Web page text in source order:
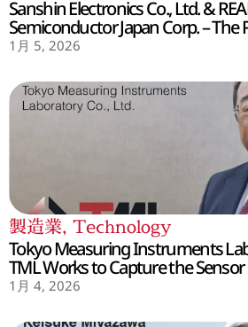
Sanshin Electronics Co., Ltd. &
Semiconductor Japan Corp. –
1月 5, 2026
製造業, Technology
Tokyo Measuring Instruments
TML Works to Capture the
1月 4, 2026